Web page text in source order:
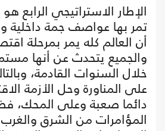
الإطار الاستراتيجي الرابع
تمر بها عواصف جمة داخلية
أن العالم كله يمر بمرحلة
والجميع يتحدث عن أنها
خلال السنوات القادمة،
على المناورة وحل الأزمة
دائما صعبة وعلى المحك،
المؤامرات من الشرق